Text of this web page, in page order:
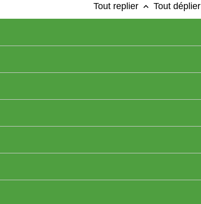
Tout replier keyboard_arrow_up Tout déplier